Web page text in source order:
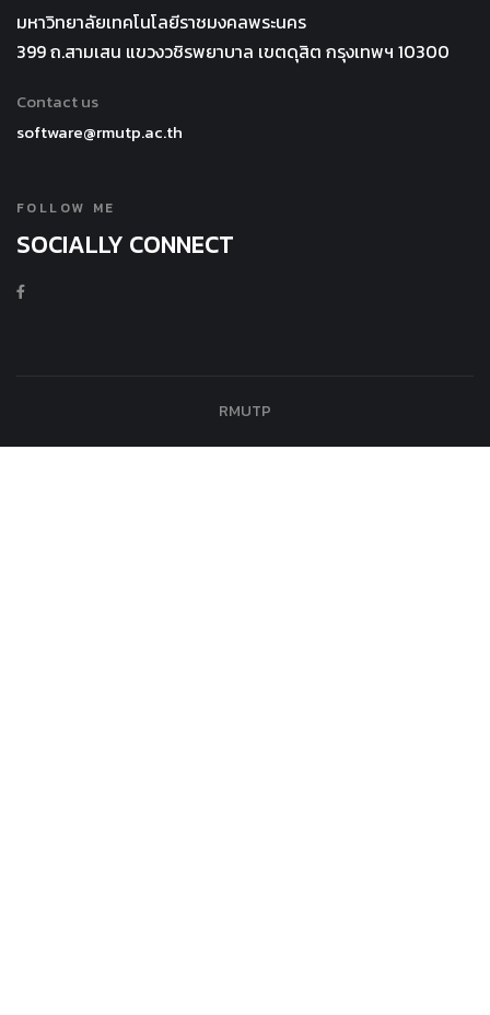
มหาวิทยาลัยเทคโนโลยีราชมงคลพระนคร
399 ถ.สามเสน แขวงวชิรพยาบาล เขตดุสิต กรุงเทพฯ 10300
Contact us
software@rmutp.ac.th
FOLLOW ME
SOCIALLY CONNECT
RMUTP